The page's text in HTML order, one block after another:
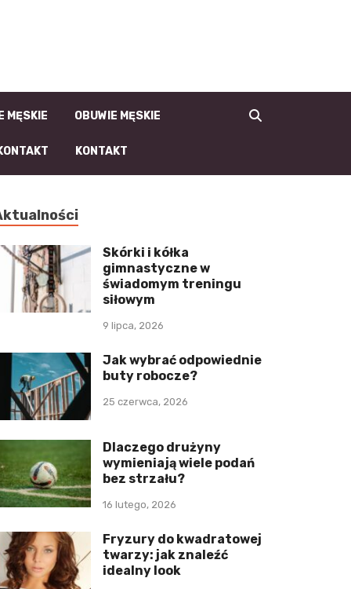
moda męska i
męski styl
MĘSKIE OBUWIE MĘSKIE
KONTAKT
Skórki i kółka
gimnastyczne w
świadomym treningu
siłowym
9 lipca, 2026
Jak wybrać odpowiednie
buty robocze?
25 czerwca, 2026
Dlaczego drużyny
wymieniają wiele podań
bez strzału?
16 lutego, 2026
Fryzury do kwadratowej
twarzy: jak znaleźć
idealny look